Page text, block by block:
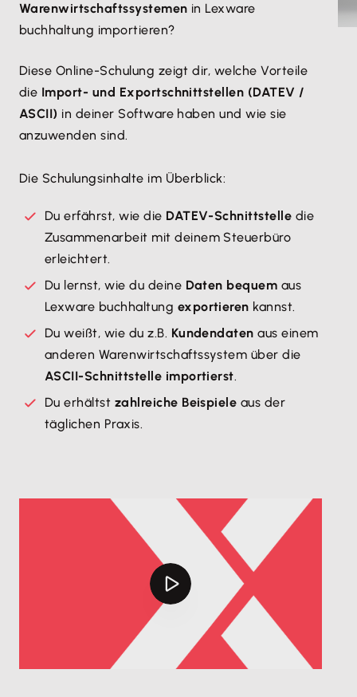
Warenwirtschaftssystemen in Lexware
buchhaltung importieren?
Diese Online-Schulung zeigt dir, welche Vorteile
die Import- und Exportschnittstellen (DATEV /
ASCII) in deiner Software haben und wie sie
anzuwenden sind.
Die Schulungsinhalte im Überblick:
Du erfährst, wie die DATEV-Schnittstelle die
Zusammenarbeit mit deinem Steuerbüro
erleichtert.
Du lernst, wie du deine Daten bequem aus
Lexware buchhaltung exportieren kannst.
Du weißt, wie du z.B. Kundendaten aus einem
anderen Warenwirtschaftssystem über die
ASCII-Schnittstelle importierst.
Du erhältst zahlreiche Beispiele aus der
täglichen Praxis.